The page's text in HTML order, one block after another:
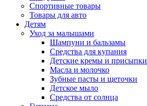
Спортивные товары
Товары для авто
Детям
Уход за малышами
Шампуни и бальзамы
Средства для купания
Детские кремы и присыпки
Масла и молочко
Зубные пасты и щеточки
Детское мыло
Средства от солнца